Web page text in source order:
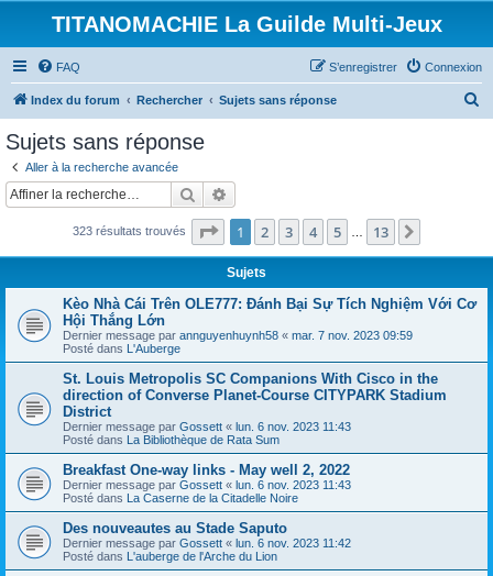
TITANOMACHIE La Guilde Multi-Jeux
FAQ Connexion
S’enregistrer
Index du forum Rechercher Sujets sans réponse
c
Sujets sans réponse
Aller à la recherche avancée
Rechercher
323 résultats trouvés Page 1sur13
1 2 3 4 5 13
Sujets
Kèo Nhà Cái Trên OLE777: Đánh Bại Sự Tích Nghiệm Với Cơ
Hội Thắng Lớn
Dernier message par annguyenhuynh58 « mar. 7 nov. 2023 09:59
Posté dans L'Auberge
St. Louis Metropolis SC Companions With Cisco in the
direction of Converse Planet-Course CITYPARK Stadium
District
Dernier message par Gossett « lun. 6 nov. 2023 11:43
Posté dans La Bibliothèque de Rata Sum
Breakfast One-way links - May well 2, 2022
Dernier message par Gossett « lun. 6 nov. 2023 11:43
Posté dans La Caserne de la Citadelle Noire
Des nouveautes au Stade Saputo
Dernier message par Gossett « lun. 6 nov. 2023 11:42
Posté dans L'auberge de l'Arche du Lion